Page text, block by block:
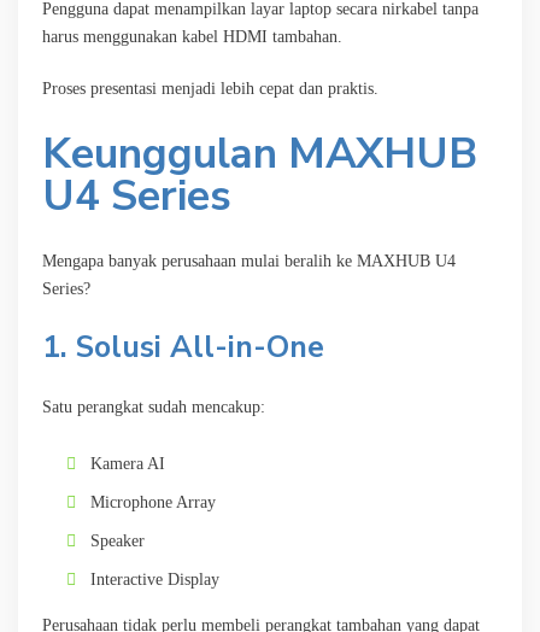
Pengguna dapat menampilkan layar laptop secara nirkabel tanpa
harus menggunakan kabel HDMI tambahan.
Proses presentasi menjadi lebih cepat dan praktis.
Keunggulan MAXHUB
U4 Series
Mengapa banyak perusahaan mulai beralih ke MAXHUB U4
Series?
1. Solusi All-in-One
Satu perangkat sudah mencakup:
Kamera AI
Microphone Array
Speaker
Interactive Display
Perusahaan tidak perlu membeli perangkat tambahan yang dapat